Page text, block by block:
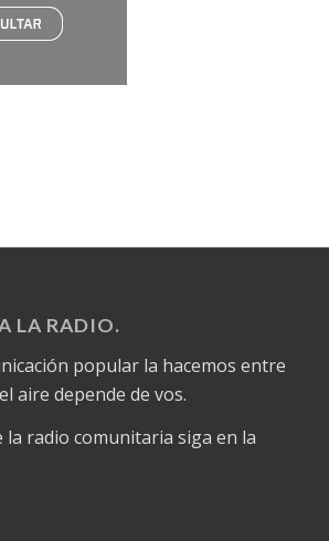
LA RADIO.
popular la hacemos entre
aire depende de vos.
la radio comunitaria siga en la